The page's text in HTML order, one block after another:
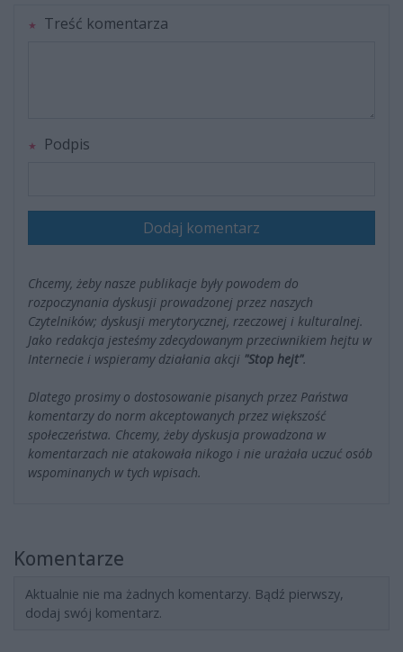
Treść komentarza
Podpis
Dodaj komentarz
Chcemy, żeby nasze publikacje były powodem do
rozpoczynania dyskusji prowadzonej przez naszych
Czytelników; dyskusji merytorycznej, rzeczowej i kulturalnej.
Jako redakcja jesteśmy zdecydowanym przeciwnikiem hejtu w
Internecie i wspieramy działania akcji "Stop hejt".
Dlatego prosimy o dostosowanie pisanych przez Państwa
komentarzy do norm akceptowanych przez większość
społeczeństwa. Chcemy, żeby dyskusja prowadzona w
komentarzach nie atakowała nikogo i nie urażała uczuć osób
wspominanych w tych wpisach.
Komentarze
Aktualnie nie ma żadnych komentarzy. Bądź pierwszy,
dodaj swój komentarz.